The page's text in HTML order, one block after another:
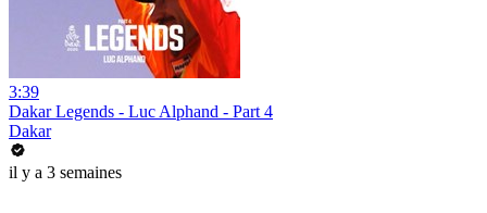
3:39
Dakar Legends - Luc Alphand - Part 4
Dakar
il y a 3 semaines